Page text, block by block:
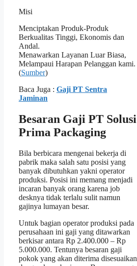
Misi
Menciptakan Produk-Produk
Berkualitas Tinggi, Ekonomis dan
Andal.
Menawarkan Layanan Luar Biasa,
Melampaui Harapan Pelanggan kami.
(Sumber)
Baca Juga : Gaji PT Sentra
Jaminan
Besaran Gaji PT Solusi
Prima Packaging
Bila berbicara mengenai bekerja di
pabrik maka salah satu posisi yang
banyak dibutuhkan yakni operator
produksi. Posisi ini memang menjadi
incaran banyak orang karena job
desknya tidak terlalu sulit namun
gajinya lumayan besar.
Untuk bagian operator produksi pada
perusahaan ini gaji yang ditawarkan
berkisar antara Rp 2.400.000 – Rp
5.000.000. Tentunya besaran gaji
pokok yang akan diterima disesuaikan